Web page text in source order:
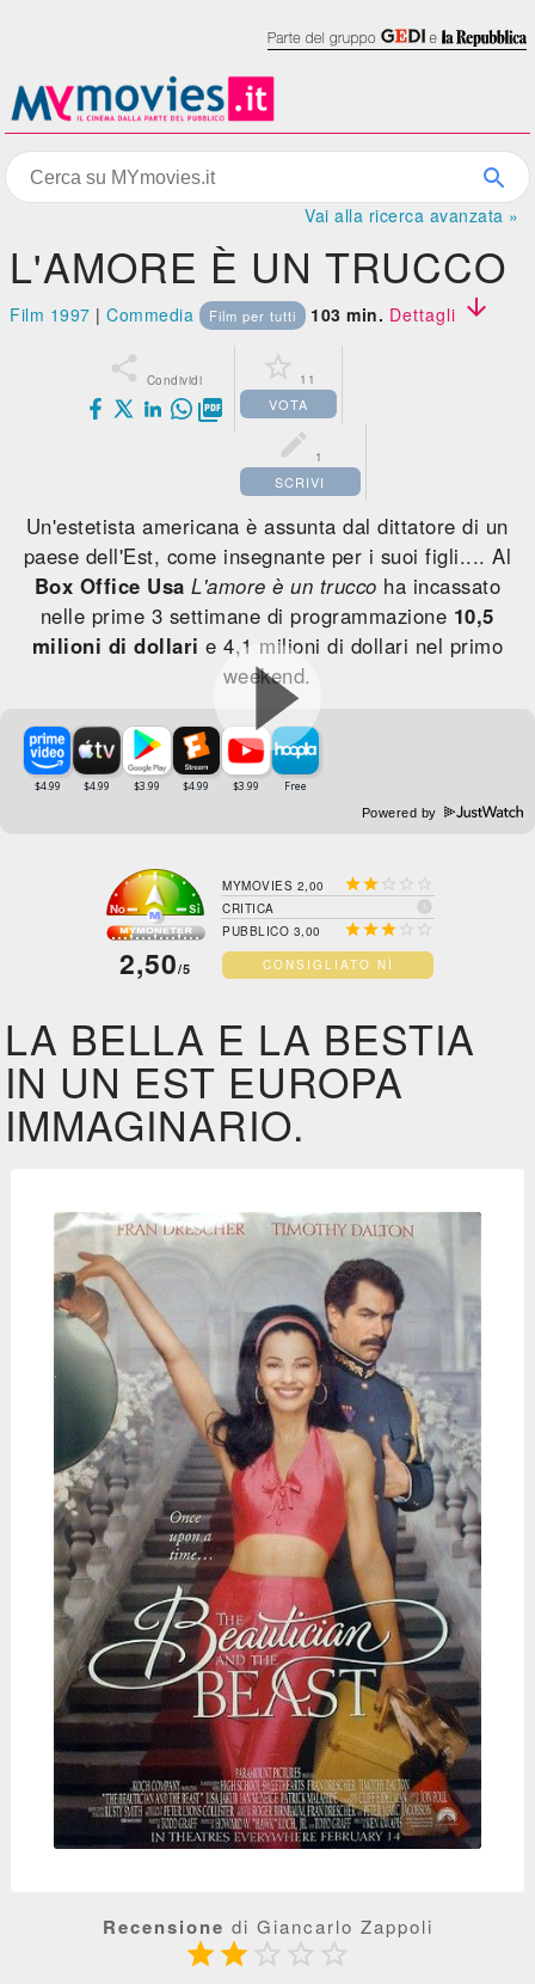
Vai alla ricerca avanzata »
L'AMORE È UN TRUCCO
Film 1997 |Commedia Film per tutti 103 min. Dettagli 
 Condividi

 11
VOTA
 1
SCRIVI
Un'estetista americana è assunta dal dittatore di un
paese dell'Est, come insegnante per i suoi figli.... Al
Box Office Usa L'amore è un trucco ha incassato
nelle prime 3 settimane di programmazione 10,5
milioni di dollari e 4,1 milioni di dollari nel primo
weekend.
Powered by
2,50/5
MYMOVIES 2,00    
CRITICA 
PUBBLICO 3,00   
CONSIGLIATO NÌ
LA BELLA E LA BESTIA
IN UN EST EUROPA
IMMAGINARIO.
Recensione di Giancarlo Zappoli
   